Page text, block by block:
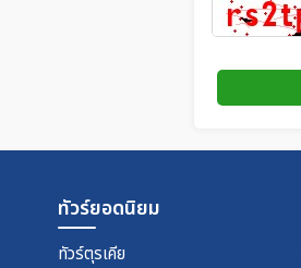
ทัวร์ยอดนิยม
ทัวร์ตุรเคีย